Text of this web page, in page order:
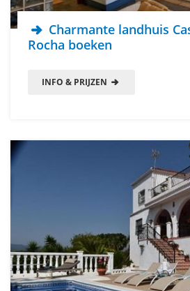
Charmante landhuis
Rocha boeken
INFO & PRIJZEN